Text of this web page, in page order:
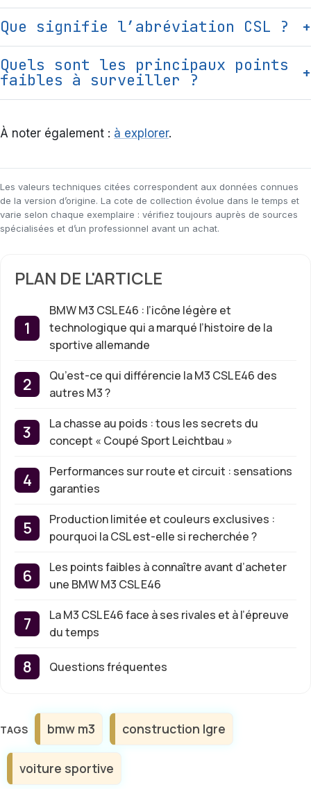
Que signifie l’abréviation CSL ? +
Quels sont les principaux points
faibles à surveiller ? +
À noter également : à explorer.
Les valeurs techniques citées correspondent aux données connues
de la version d’origine. La cote de collection évolue dans le temps et
varie selon chaque exemplaire : vérifiez toujours auprès de sources
spécialisées et d’un professionnel avant un achat.
PLAN DE L'ARTICLE
BMW M3 CSL E46 : l’icône légère et
technologique qui a marqué l’histoire de la
sportive allemande
Qu’est-ce qui différencie la M3 CSL E46 des
autres M3 ?
La chasse au poids : tous les secrets du
concept « Coupé Sport Leichtbau »
Performances sur route et circuit : sensations
garanties
Production limitée et couleurs exclusives :
pourquoi la CSL est-elle si recherchée ?
Les points faibles à connaître avant d’acheter
une BMW M3 CSL E46
La M3 CSL E46 face à ses rivales et à l’épreuve
du temps
Questions fréquentes
Étiquettes
bmw m3 construction lgre
voiture sportive